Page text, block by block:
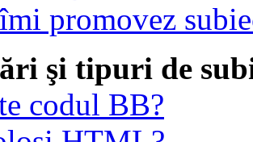
promovez
şi tipuri de
codul BB?